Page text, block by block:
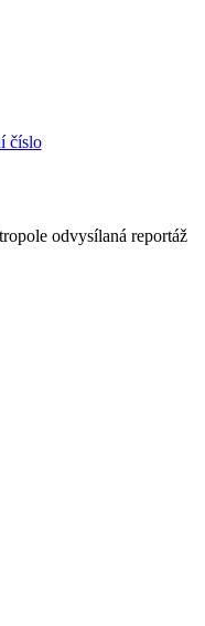
číslo
odvysílaná reportáž